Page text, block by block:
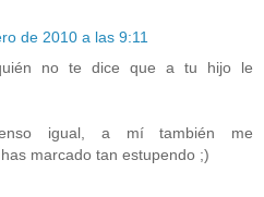
de 2010 a las 9:11
no te dice que a tu hijo le
igual, a mí también me
marcado tan estupendo ;)